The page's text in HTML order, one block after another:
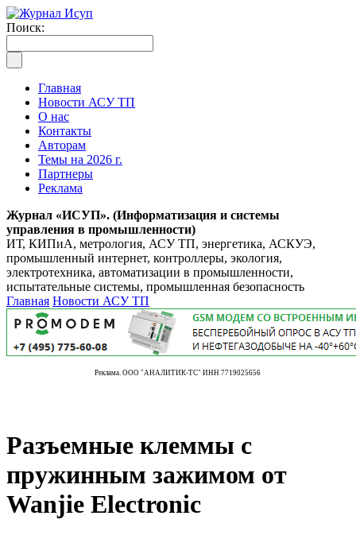
Поиск:
Главная
Новости АСУ ТП
О нас
Контакты
Авторам
Темы на 2026 г.
Партнеры
Реклама
Журнал «ИСУП». (Информатизация и системы
управления в промышленности)
ИТ, КИПиА, метрология, АСУ ТП, энергетика, АСКУЭ,
промышленный интернет, контроллеры, экология,
электротехника, автоматизации в промышленности,
испытательные системы, промышленная безопасность
Главная Новости АСУ ТП
Реклама. ООО "АНАЛИТИК-ТС" ИНН 7719025656
Разъемные клеммы с
пружинным зажимом от
Wanjie Electronic